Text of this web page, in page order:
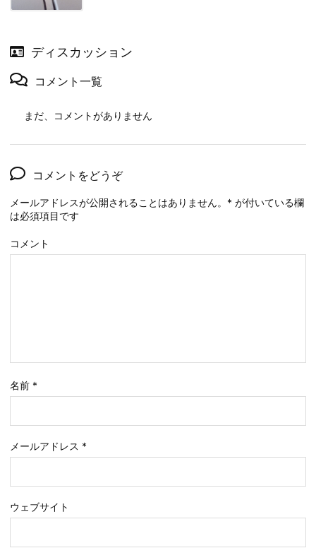
ディスカッション
コメント一覧
まだ、コメントがありません
コメントをどうぞ
メールアドレスが公開されることはありません。 * が付いている欄
は必須項目です
コメント
名前 *
メールアドレス *
ウェブサイト